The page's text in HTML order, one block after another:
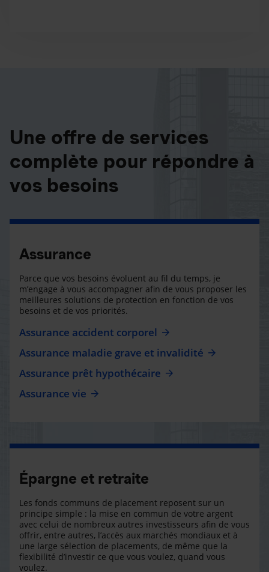
Une offre de services
complète pour répondre à
vos besoins
Assurance
Parce que vos besoins évoluent au fil du temps, je
m’engage à vous accompagner afin de vous proposer les
meilleures solutions de protection en fonction de vos
besoins et de vos priorités.
Assurance accident corporel
Assurance maladie grave et invalidité
Assurance prêt hypothécaire
Assurance vie
Épargne et retraite
Les fonds communs de placement reposent sur un
principe simple : la mise en commun de votre argent
avec celui de nombreux autres investisseurs afin de vous
offrir, entre autres, l’accès aux marchés mondiaux et à
une large sélection de placements, de même que la
flexibilité d’investir ce que vous voulez, quand vous
voulez.